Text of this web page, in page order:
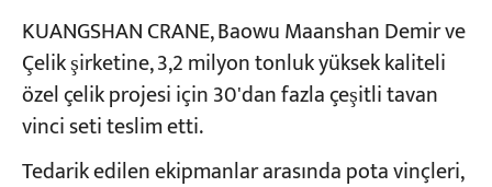
KUANGSHAN CRANE, Baowu Maanshan Demir ve
Çelik şirketine, 3,2 milyon tonluk yüksek kaliteli
özel çelik projesi için 30'dan fazla çeşitli tavan
vinci seti teslim etti.
Tedarik edilen ekipmanlar arasında pota vinçleri,